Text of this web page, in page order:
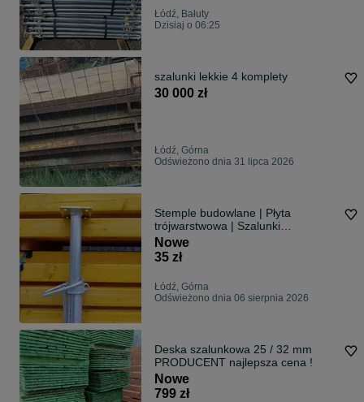
Łódź, Bałuty
Dzisiaj o 06:25
szalunki lekkie 4 komplety
30 000 zł
Łódź, Górna
Odświeżono dnia 31 lipca 2026
Stemple budowlane | Płyta
trójwarstwowa | Szalunki
budowlane | Podpory stropowe |
Sklejka Szalunkowa | Szalunki
stropowe |Szalunki ścienne
Nowe
35 zł
Łódź, Górna
Odświeżono dnia 06 sierpnia 2026
Deska szalunkowa 25 / 32 mm
PRODUCENT najlepsza cena !
Nowe
799 zł